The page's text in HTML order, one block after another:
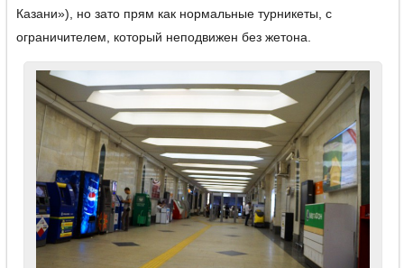
Казани»), но зато прям как нормальные турникеты, с
ограничителем, который неподвижен без жетона.